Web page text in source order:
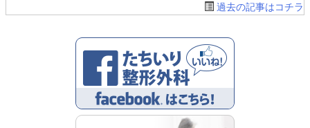
過去の記事はコチラ